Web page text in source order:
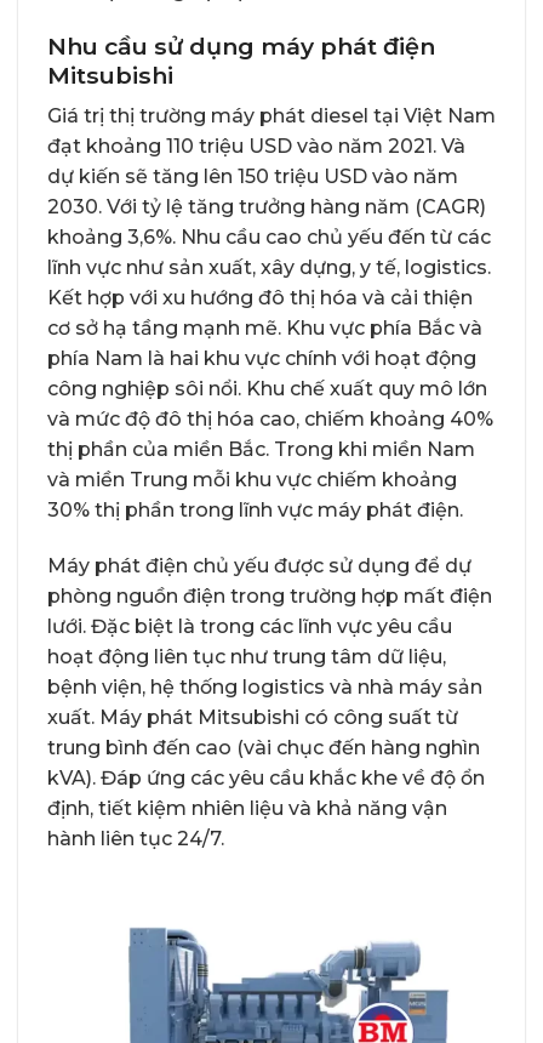
Nhu cầu sử dụng máy phát điện
Mitsubishi
Giá trị thị trường máy phát diesel tại Việt Nam
đạt khoảng 110 triệu USD vào năm 2021. Và
dự kiến sẽ tăng lên 150 triệu USD vào năm
2030. Với tỷ lệ tăng trưởng hàng năm (CAGR)
khoảng 3,6%. Nhu cầu cao chủ yếu đến từ các
lĩnh vực như sản xuất, xây dựng, y tế, logistics.
Kết hợp với xu hướng đô thị hóa và cải thiện
cơ sở hạ tầng mạnh mẽ. Khu vực phía Bắc và
phía Nam là hai khu vực chính với hoạt động
công nghiệp sôi nổi. Khu chế xuất quy mô lớn
và mức độ đô thị hóa cao, chiếm khoảng 40%
thị phần của miền Bắc. Trong khi miền Nam
và miền Trung mỗi khu vực chiếm khoảng
30% thị phần trong lĩnh vực máy phát điện.
Máy phát điện chủ yếu được sử dụng để dự
phòng nguồn điện trong trường hợp mất điện
lưới. Đặc biệt là trong các lĩnh vực yêu cầu
hoạt động liên tục như trung tâm dữ liệu,
bệnh viện, hệ thống logistics và nhà máy sản
xuất. Máy phát Mitsubishi có công suất từ
trung bình đến cao (vài chục đến hàng nghìn
kVA). Đáp ứng các yêu cầu khắc khe về độ ổn
định, tiết kiệm nhiên liệu và khả năng vận
hành liên tục 24/7.